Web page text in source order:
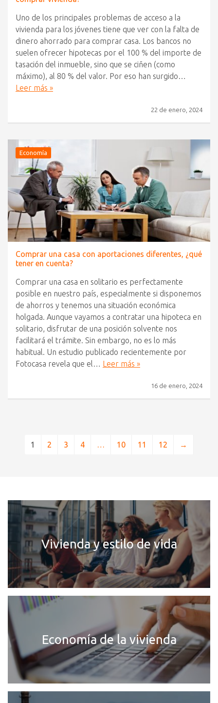
Uno de los principales problemas de acceso a la
vivienda para los jóvenes tiene que ver con la falta de
dinero ahorrado para comprar casa. Los bancos no
suelen ofrecer hipotecas por el 100 % del importe de
tasación del inmueble, sino que se ciñen (como
máximo), al 80 % del valor. Por eso han surgido…
Leer más »
22 de enero, 2024
Economía
Comprar una casa con aportaciones diferentes, ¿qué
tener en cuenta?
Comprar una casa en solitario es perfectamente
posible en nuestro país, especialmente si disponemos
de ahorros y tenemos una situación económica
holgada. Aunque vayamos a contratar una hipoteca en
solitario, disfrutar de una posición solvente nos
facilitará el trámite. Sin embargo, no es lo más
habitual. Un estudio publicado recientemente por
Fotocasa revela que el… Leer más »
16 de enero, 2024
1 2 3 4 … 10 11 12 →
Vivienda y estilo de vida
Economía de la vivienda